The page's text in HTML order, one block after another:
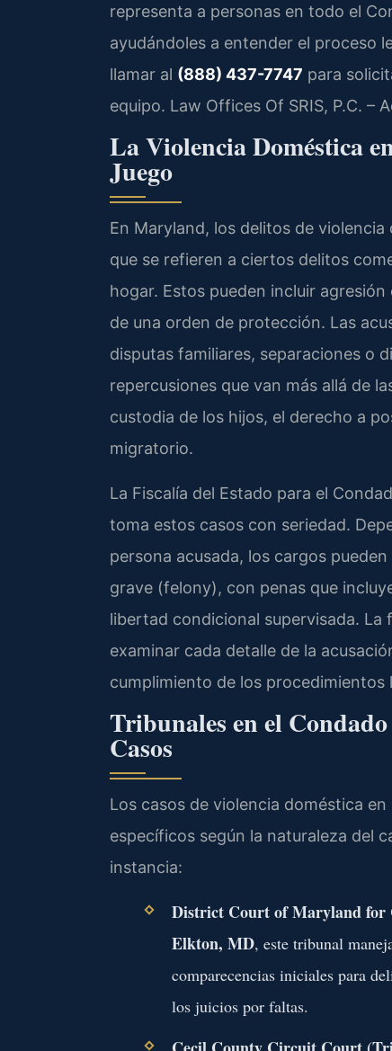
representa a personas en todo el
ayudándoles a entender el proceso
llamar al (888) 437-7747 para
equipo. Law Offices Of SRIS, P.C. –
La Violencia Doméstica
Juego
En Maryland, los delitos de
que se refieren a ciertos delitos
hogar. Estos pueden incluir
de una orden de protección. Las
disputas familiares, separaciones o
repercusiones que van más allá de
custodia de los hijos, el derecho a
migratorio.
La Fiscalía del Estado para el
toma estos casos con seriedad.
persona acusada, los cargos
grave (felony), con penas que
libertad condicional supervisada. La
examinar cada detalle de la
cumplimiento de los
Tribunales en el
Casos
Los casos de violencia doméstica
específicos según la naturaleza del
instancia:
District Court of Maryland for
Elkton, MD, este tribunal
comparecencias iniciales para
los juicios por faltas.